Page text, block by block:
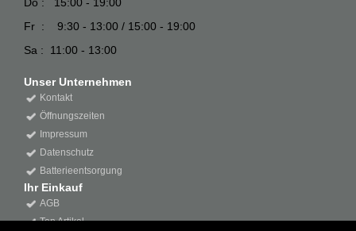
Fr : 9:30 - 13:00 / 15:00 - 19:00
Sa : 11:00 - 13:00
Unser Unternehmen
Kontakt
Öffnungszeiten
Impressum
Datenschutz
Batterieentsorgung
Ihr Einkauf
AGB
Top Artikel